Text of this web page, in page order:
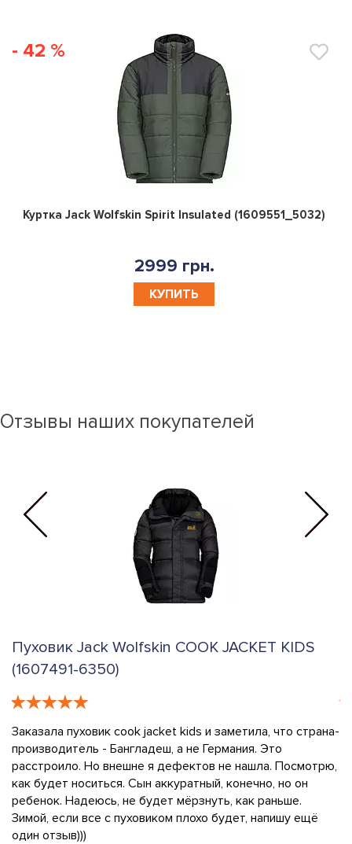
- 42 %
0
Куртка Jack Wolfskin Spirit Insulated (1609551_5032)
2999 грн.
КУПИТЬ
Отзывы наших покупателей
Пуховик Jack Wolfskin COOK JACKET KIDS
(1607491-6350)
Заказала пуховик cook jacket kids и заметила, что страна-
производитель - Бангладеш, а не Германия. Это
расстроило. Но внешне я дефектов не нашла. Посмотрю,
как будет носиться. Сын аккуратный, конечно, но он
ребенок. Надеюсь, не будет мёрзнуть, как раньше.
Зимой, если все с пуховиком плохо будет, напишу ещё
один отзыв)))